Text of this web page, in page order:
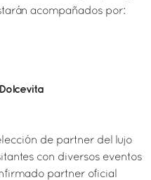
acompañados por:
Dolcevita
de partner del lujo
con diversos eventos
partner oficial